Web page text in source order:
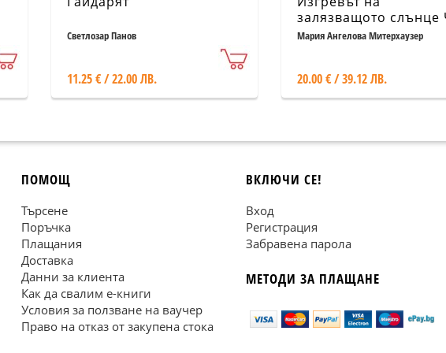
Светлозар Панов
11.25 € / 22.00 ЛВ.
залязващото слънце
Мария Ангелова Митерхаузер
20.00 € / 39.12 ЛВ.
ПОМОЩ
Търсене
Поръчка
Плащания
Доставка
Данни за клиента
Как да свалим е-книги
Условия за ползване на ваучер
Право на отказ от закупена стока
ВКЛЮЧИ СЕ!
Вход
Регистрация
Забравена парола
МЕТОДИ ЗА ПЛАЩАНЕ